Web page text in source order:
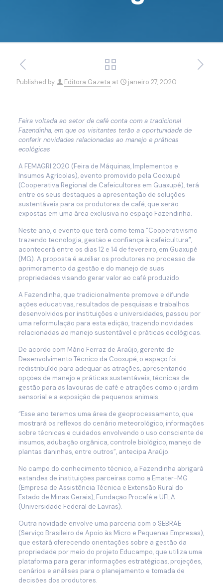
Published by Editora Gazeta at janeiro 27, 2020
Feira voltada ao setor de café conta com a tradicional
Fazendinha, em que os visitantes terão a oportunidade de
conferir novidades relacionadas ao manejo e práticas
ecológicas
A FEMAGRI 2020 (Feira de Máquinas, Implementos e
Insumos Agrícolas), evento promovido pela Cooxupé
(Cooperativa Regional de Cafeicultores em Guaxupé), terá
entre os seus destaques a apresentação de soluções
sustentáveis para os produtores de café, que serão
expostas em uma área exclusiva no espaço Fazendinha.
Neste ano, o evento que terá como tema “Cooperativismo
trazendo tecnologia, gestão e confiança à cafeicultura”,
acontecerá entre os dias 12 e 14 de fevereiro, em Guaxupé
(MG). A proposta é auxiliar os produtores no processo de
aprimoramento da gestão e do manejo de suas
propriedades visando gerar valor ao café produzido.
A Fazendinha, que tradicionalmente promove e difunde
ações educativas, resultados de pesquisas e trabalhos
desenvolvidos por instituições e universidades, passou por
uma reformulação para esta edição, trazendo novidades
relacionadas ao manejo sustentável e práticas ecológicas.
De acordo com Mário Ferraz de Araújo, gerente de
Desenvolvimento Técnico da Cooxupé, o espaço foi
redistribuído para adequar as atrações, apresentando
opções de manejo e práticas sustentáveis, técnicas de
gestão para as lavouras de café e atrações como o jardim
sensorial e a exposição de pequenos animais.
“Esse ano teremos uma área de geoprocessamento, que
mostrará os reflexos do cenário meteorológico, informações
sobre técnicas e cuidados envolvendo o uso consciente de
insumos, adubação orgânica, controle biológico, manejo de
plantas daninhas, entre outros”, antecipa Araújo.
No campo do conhecimento técnico, a Fazendinha abrigará
estandes de instituições parceiras como a Emater-MG
(Empresa de Assistência Técnica e Extensão Rural do
Estado de Minas Gerais), Fundação Procafé e UFLA
(Universidade Federal de Lavras).
Outra novidade envolve uma parceria com o SEBRAE
(Serviço Brasileiro de Apoio às Micro e Pequenas Empresas),
que estará oferecendo orientações sobre a gestão da
propriedade por meio do projeto Educampo, que utiliza uma
plataforma para gerar informações estratégicas, projeções,
cenários e análises para o planejamento e tomada de
decisões dos produtores.